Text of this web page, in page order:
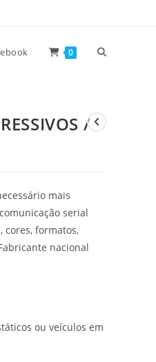
0 Alternar
/
mais
serial
cores, formatos,
nacional
ou veículos em